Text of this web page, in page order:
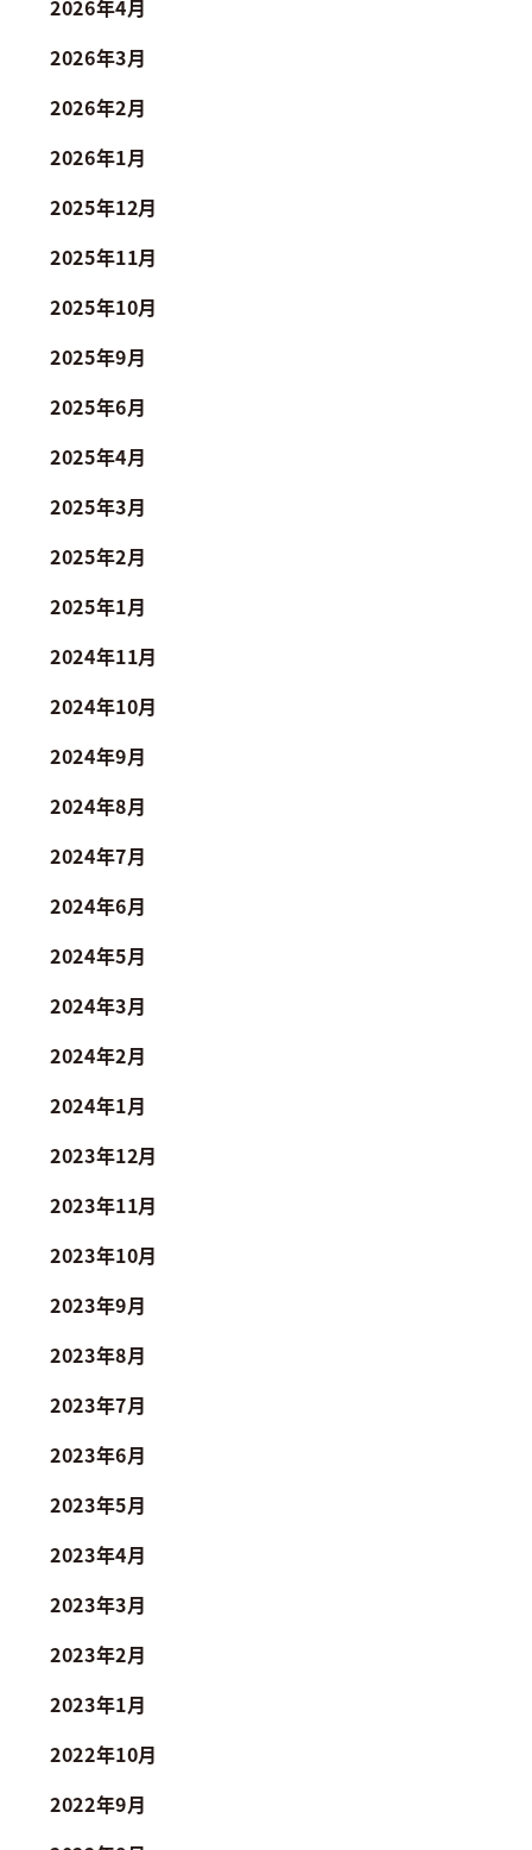
2026年4月
2026年3月
2026年2月
2026年1月
2025年12月
2025年11月
2025年10月
2025年9月
2025年6月
2025年4月
2025年3月
2025年2月
2025年1月
2024年11月
2024年10月
2024年9月
2024年8月
2024年7月
2024年6月
2024年5月
2024年3月
2024年2月
2024年1月
2023年12月
2023年11月
2023年10月
2023年9月
2023年8月
2023年7月
2023年6月
2023年5月
2023年4月
2023年3月
2023年2月
2023年1月
2022年10月
2022年9月